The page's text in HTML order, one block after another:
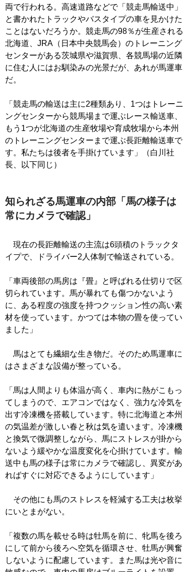
両で行われる。高速道路などで「競走馬輸送中」
と書かれたトラックやバスタイプの車を見かけた
ことはないだろうか。競走馬の98％が生産される
北海道、JRA（日本中央競馬会）のトレーニング
センターがある茨城県や滋賀県、各競馬場の近隣
に住む人にはお馴染みの光景だが、あれが馬運車
だ。
「競走馬の輸送は主に2種類あり、1つはトレーニ
ングセンターから競馬場まで運ぶレース輸送車、
もう1つが北海道の生産牧場や育成牧場から本州
のトレーニングセンターまで運ぶ長距離輸送車で
す。私たちは後者を手掛けています」（白川社
長、以下同じ）
知られざる馬運車の内部「馬の様子は
常にカメラで確認」
現在の長距離輸送の主流は6頭積のトラックタ
イプで、ドライバー2人体制で輸送されている。
「車両後部の馬房は『畳』と呼ばれる仕切りで区
切られています。馬が暴れても傷つかないよう
に、ある程度の強度を持つクッション性の高い素
材を使っています。かつては本物の畳を使ってい
ました」
馬はとても繊細な生き物だ。そのため馬運車に
はさまざまな設備が整っている。
「馬は人間よりも体温が高く、車内に熱がこもっ
てしまうので、エアコンではなく、強力な冷気を
出す冷凍機を搭載しています。特に北海道と本州
の気温差が激しい春と秋は気を遣います。冷凍機
と換気で微調整しながら、馬にストレスが掛から
ないよう緩やかな温度変化を心掛けています。輸
送中も馬の様子は常にカメラで確認し、異変があ
ればすぐに対応できるようにしています」
その他にも馬のストレスを軽減する工夫は枚挙
にいとまがない。
「複数の馬を載せる時は牡馬を前に、牝馬を後ろ
にして前から後ろへ空気を循環させ、牡馬が興奮
しないように配慮しています。また馬は光や音に